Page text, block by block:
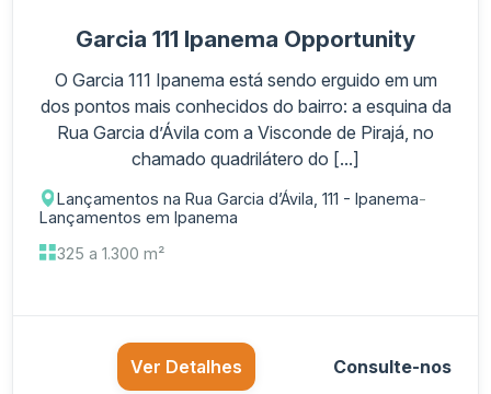
Garcia 111 Ipanema Opportunity
O Garcia 111 Ipanema está sendo erguido em um
dos pontos mais conhecidos do bairro: a esquina da
Rua Garcia d’Ávila com a Visconde de Pirajá, no
chamado quadrilátero do [...]
Lançamentos na Rua Garcia d’Ávila, 111 - Ipanema-
Lançamentos em Ipanema
325 a 1.300 m²
Ver Detalhes Consulte-nos